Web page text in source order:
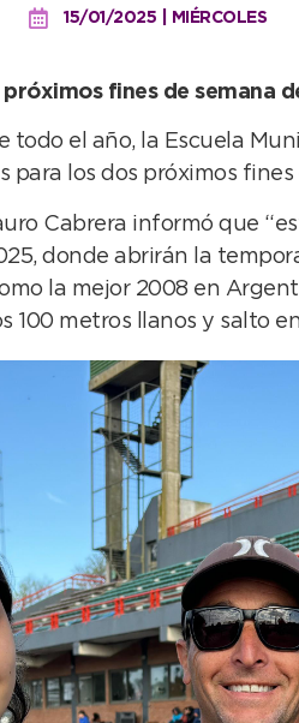
15/01/2025 | MIÉRCOLES
fines de semana
el año, la Escuela
los dos próximos fines
Cabrera informó que
donde abrirán la
la mejor 2008 en
metros llanos y salto